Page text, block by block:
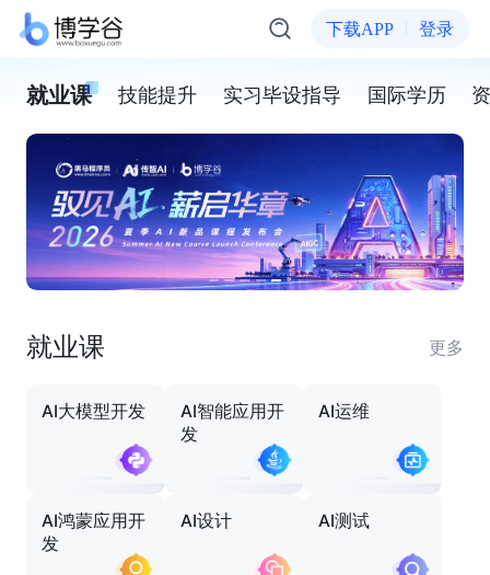
下载APP 登录
就业课 技能提升 实习毕设指导 国际学历
就业课 更多
AI大模型开发
AI智能应用开
发
AI运维
AI鸿蒙应用开
发
AI设计 AI测试